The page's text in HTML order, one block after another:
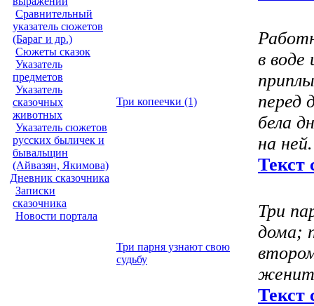
Сравнительный
указатель сюжетов
(Бараг и др.)
Сюжеты сказок
Указатель
предметов
Указатель
сказочных
животных
Указатель сюжетов
русских быличек и
бывальщин
(Айвазян, Якимова)
Дневник сказочника
Записки
сказочника
Новости портала
Три копеечки (1)
в воде
перед
бела
на ней.
Текст
Три парня узнают свою
судьбу
Три
дома;
Текст